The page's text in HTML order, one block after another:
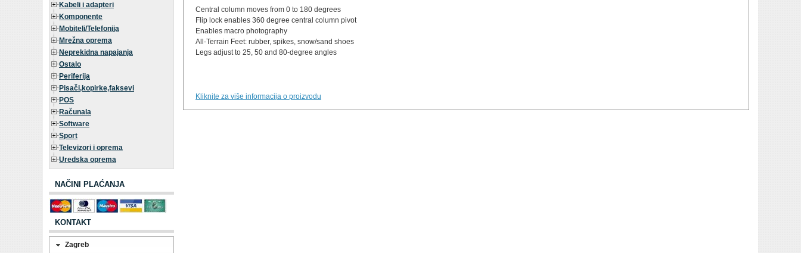
Kabeli i adapteri
Komponente
Mobiteli/Telefonija
Mrežna oprema
Neprekidna napajanja
Ostalo
Periferija
Pisači,kopirke,faksevi
POS
Računala
Software
Sport
Televizori i oprema
Uredska oprema
NAČINI PLAĆANJA
KONTAKT
Zagreb
Central column moves from 0 to 180 degrees
Flip lock enables 360 degree central column pivot
Enables macro photography
All-Terrain Feet: rubber, spikes, snow/sand shoes
Legs adjust to 25, 50 and 80-degree angles
Kliknite za više informacija o proizvodu